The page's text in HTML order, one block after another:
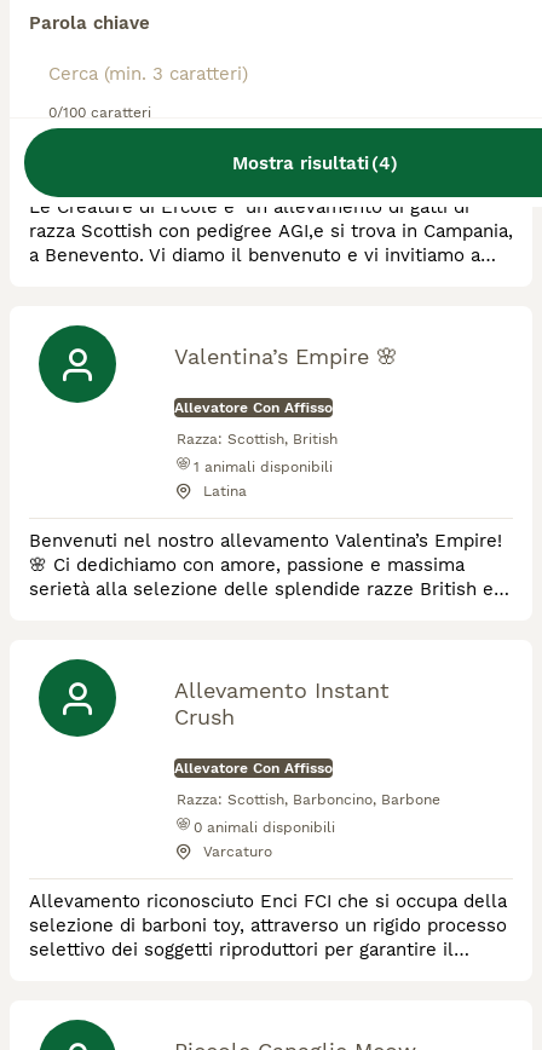
Parola chiave
0/100 caratteri
Mostra risultati(4)
Allevatore Con Affisso
1 animali disponibili
Benevento
Le Creature di Ercole e' un allevamento di gatti di
razza Scottish con pedigree AGI,e si trova in Campania,
a Benevento. Vi diamo il benvenuto e vi invitiamo a
nostro scopo è anche quello di seguirvi nelle fasi
successive all ' adozione. I nostri soggetti sono tutti
testati per malattie infes
Valentina’s Empire 🌸
Allevatore Con Affisso
Razza: Scottish, British
1 animali disponibili
Latina
Benvenuti nel nostro allevamento Valentina’s Empire!
🌸 Ci dedichiamo con amore, passione e massima
serietà alla selezione delle splendide razze British e
perfetta socializzazione dei nostri cuccioli. Tutti i
nostri riproduttori sono selezionati, esenti da malattie
genetiche (testati PKD, FeLV
Allevamento Instant
Crush
Allevatore Con Affisso
Razza: Scottish, Barboncino, Barbone
0 animali disponibili
Varcaturo
Allevamento riconosciuto Enci FCI che si occupa della
selezione di barboni toy, attraverso un rigido processo
selettivo dei soggetti riproduttori per garantire il